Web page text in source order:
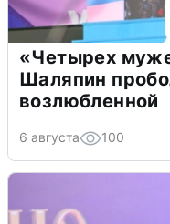
«Четырех
Шаляпин
возлюбленной
6 августа 100